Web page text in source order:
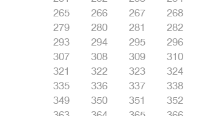
265
266 267 268
279
280 281 282
293
294 295 296
307
308 309 310
321
322 323 324
335
336 337 338
349
350 351 352